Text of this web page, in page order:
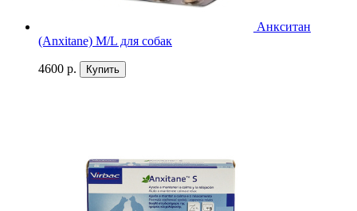
Анкситан
(Anxitane) M/L для собак
4600 р. Купить